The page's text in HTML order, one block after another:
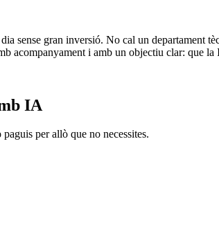
sense gran inversió. No cal un departament
acompanyament i amb un objectiu clar: que
IA
per allò que no necessites.